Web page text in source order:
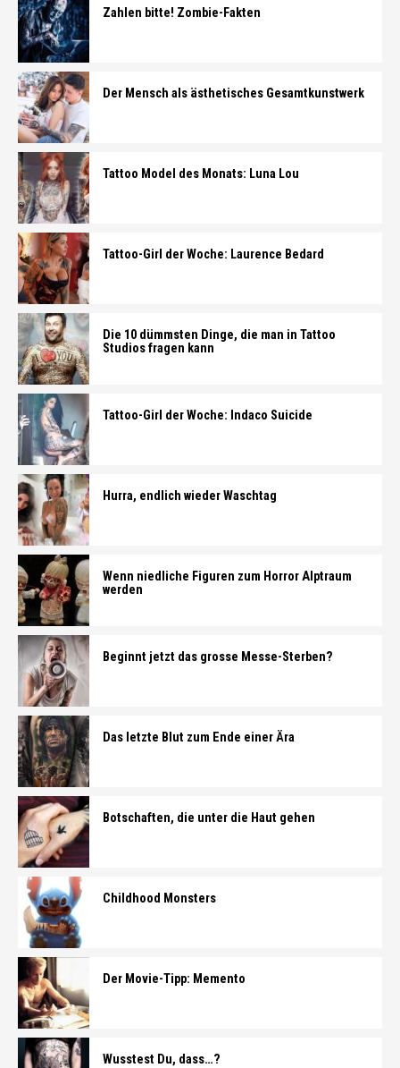
Zahlen bitte! Zombie-Fakten
Der Mensch als ästhetisches Gesamtkunstwerk
Tattoo Model des Monats: Luna Lou
Tattoo-Girl der Woche: Laurence Bedard
Die 10 dümmsten Dinge, die man in Tattoo
Studios fragen kann
Tattoo-Girl der Woche: Indaco Suicide
Hurra, endlich wieder Waschtag
Wenn niedliche Figuren zum Horror Alptraum
werden
Beginnt jetzt das grosse Messe-Sterben?
Das letzte Blut zum Ende einer Ära
Botschaften, die unter die Haut gehen
Childhood Monsters
Der Movie-Tipp: Memento
Wusstest Du, dass…?